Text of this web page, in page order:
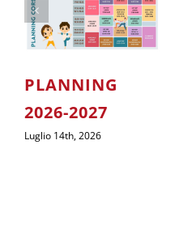
PLANNING
2026-2027
Luglio 14th, 2026